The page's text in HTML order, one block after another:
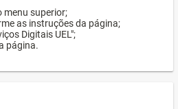
menu superior;
as instruções da página;
Digitais UEL";
página.